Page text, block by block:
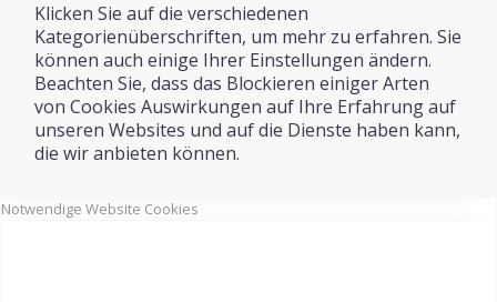
Klicken Sie auf die verschiedenen
Kategorienüberschriften, um mehr zu erfahren. Sie
können auch einige Ihrer Einstellungen ändern.
Beachten Sie, dass das Blockieren einiger Arten
von Cookies Auswirkungen auf Ihre Erfahrung auf
unseren Websites und auf die Dienste haben kann,
die wir anbieten können.
Notwendige Website Cookies